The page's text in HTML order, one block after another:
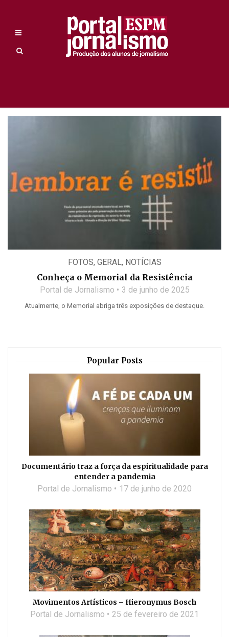
FOTOS, GERAL, NOTÍCIAS
Conheça o Memorial da Resistência
Portal de Jornalismo 3 de junho de 2025
Atualmente, o Memorial abriga três exposições de destaque.
Popular Posts
Documentário traz a força da espiritualidade para
entender a pandemia
Portal de Jornalismo 17 de junho de 2020
Movimentos Artísticos – Hieronymus Bosch
Portal de Jornalismo 25 de fevereiro de 2021